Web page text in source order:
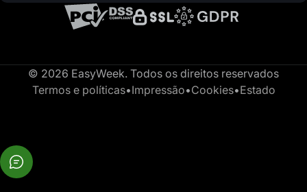
© 2026 EasyWeek. Todos os direitos reservados
Termos e políticas•Impressão•Cookies•Estado